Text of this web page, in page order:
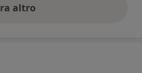
altro
opinioni di cui sopra